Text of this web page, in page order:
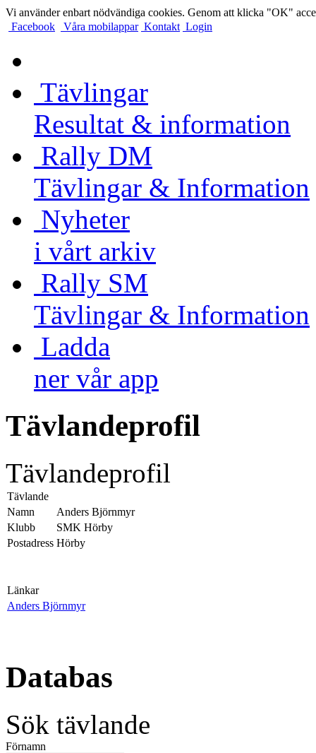
Vi använder enbart nödvändiga cookies. Genom att klicka "OK"
Facebook
Våra mobilappar Kontakt Login
Tävlingar
Resultat & information
Rally DM
Tävlingar & Information
Nyheter
i vårt arkiv
Rally SM
Tävlingar & Information
Ladda
ner vår app
Tävlandeprofil
Tävlandeprofil
Tävlande
Namn
Anders Björnmyr
Klubb
SMK Hörby
Postadress Hörby
Länkar
Anders Björnmyr
Databas
Sök tävlande
Förnamn